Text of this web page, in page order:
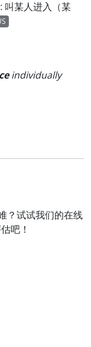
: 叫某人进入（某
individually
？试试我们的在线
吧！